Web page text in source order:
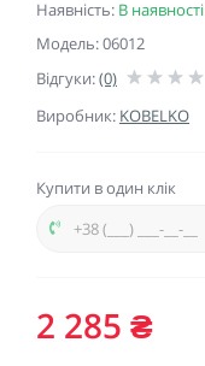
Наявність: В наявності
Модель: 06012
Відгуки:(0)
Виробник: KOBELKO
Купити в один клік
2 285 ₴